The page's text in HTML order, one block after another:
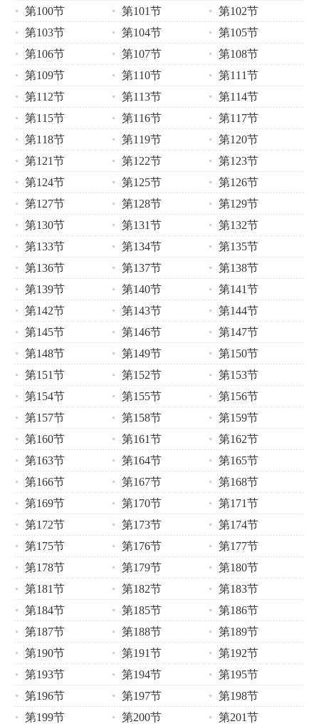
第100节
第101节
第102节
第103节
第104节
第105节
第106节
第107节
第108节
第109节
第110节
第111节
第112节
第113节
第114节
第115节
第116节
第117节
第118节
第119节
第120节
第121节
第122节
第123节
第124节
第125节
第126节
第127节
第128节
第129节
第130节
第131节
第132节
第133节
第134节
第135节
第136节
第137节
第138节
第139节
第140节
第141节
第142节
第143节
第144节
第145节
第146节
第147节
第148节
第149节
第150节
第151节
第152节
第153节
第154节
第155节
第156节
第157节
第158节
第159节
第160节
第161节
第162节
第163节
第164节
第165节
第166节
第167节
第168节
第169节
第170节
第171节
第172节
第173节
第174节
第175节
第176节
第177节
第178节
第179节
第180节
第181节
第182节
第183节
第184节
第185节
第186节
第187节
第188节
第189节
第190节
第191节
第192节
第193节
第194节
第195节
第196节
第197节
第198节
第199节
第200节 第201节